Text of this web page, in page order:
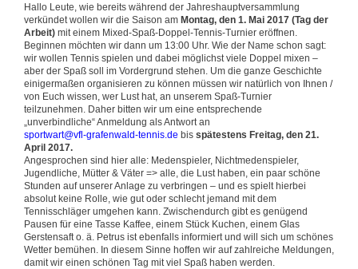
Hallo Leute, wie bereits während der Jahreshauptversammlung
verkündet wollen wir die Saison am Montag, den 1. Mai 2017 (Tag der
Arbeit) mit einem Mixed-Spaß-Doppel-Tennis-Turnier eröffnen.
Beginnen möchten wir dann um 13:00 Uhr. Wie der Name schon sagt:
wir wollen Tennis spielen und dabei möglichst viele Doppel mixen –
aber der Spaß soll im Vordergrund stehen. Um die ganze Geschichte
einigermaßen organisieren zu können müssen wir natürlich von Ihnen /
von Euch wissen, wer Lust hat, an unserem Spaß-Turnier
teilzunehmen. Daher bitten wir um eine entsprechende
„unverbindliche“ Anmeldung als Antwort an
sportwart@vfl-grafenwald-tennis.de bis spätestens Freitag, den 21.
April 2017.
Angesprochen sind hier alle: Medenspieler, Nichtmedenspieler,
Jugendliche, Mütter & Väter => alle, die Lust haben, ein paar schöne
Stunden auf unserer Anlage zu verbringen – und es spielt hierbei
absolut keine Rolle, wie gut oder schlecht jemand mit dem
Tennisschläger umgehen kann. Zwischendurch gibt es genügend
Pausen für eine Tasse Kaffee, einem Stück Kuchen, einem Glas
Gerstensaft o. ä. Petrus ist ebenfalls informiert und will sich um schönes
Wetter bemühen. In diesem Sinne hoffen wir auf zahlreiche Meldungen,
damit wir einen schönen Tag mit viel Spaß haben werden.